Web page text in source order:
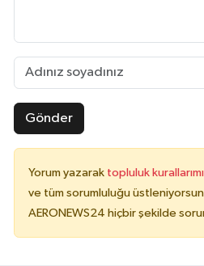
Gönder
Yorum yazarak topluluk
ve tüm sorumluluğu
AERONEWS24 hiçbir şekilde